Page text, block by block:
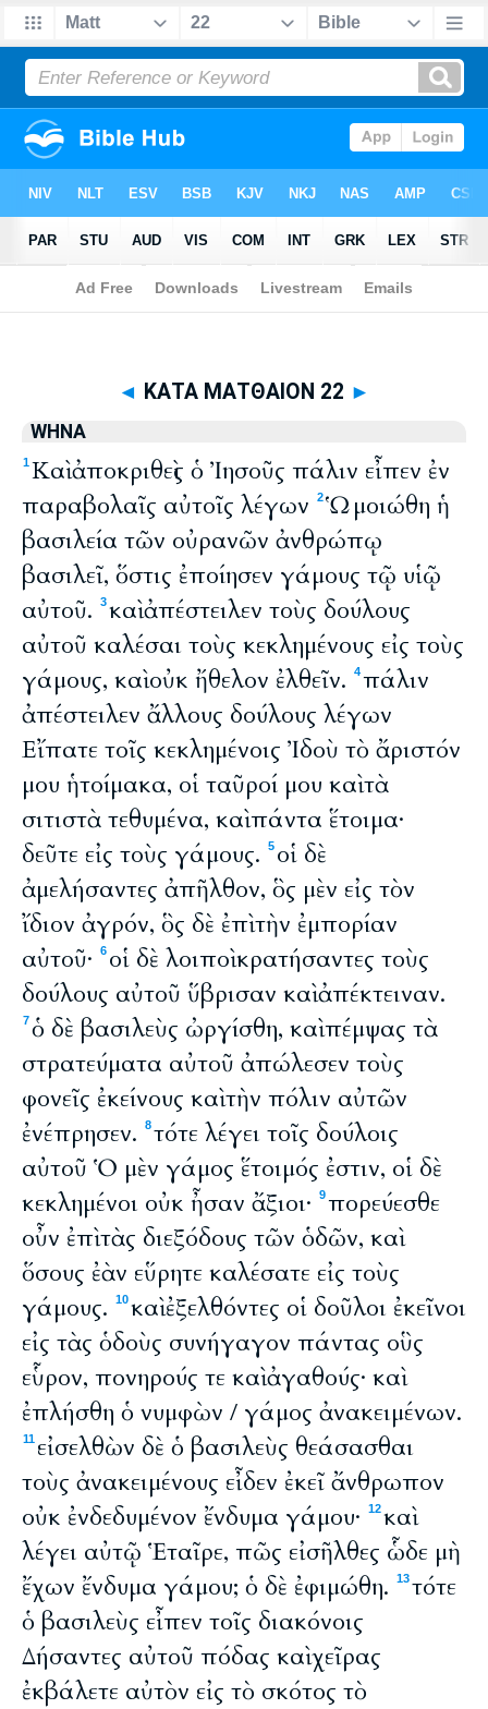
Biblia>WHNA> ΚΑΤΑ ΜΑΤΘΑΙΟΝ 22
◄ ΚΑΤΑ ΜΑΤΘΑΙΟΝ 22 ►
WHNA
1Καὶ ἀποκριθεὶς ὁ Ἰησοῦς πάλιν εἶπεν ἐν
παραβολαῖς αὐτοῖς λέγων
2Ὡμοιώθη ἡ
βασιλεία τῶν οὐρανῶν ἀνθρώπῳ
βασιλεῖ, ὅστις ἐποίησεν γάμους τῷ υἱῷ
αὐτοῦ.
3καὶ ἀπέστειλεν τοὺς δούλους
αὐτοῦ καλέσαι τοὺς κεκλημένους εἰς τοὺς
γάμους, καὶ οὐκ ἤθελον ἐλθεῖν.
4πάλιν
ἀπέστειλεν ἄλλους δούλους λέγων
Εἴπατε τοῖς κεκλημένοις Ἰδοὺ τὸ ἄριστόν
μου ἡτοίμακα, οἱ ταῦροί μου καὶ τὰ
σιτιστὰ τεθυμένα, καὶ πάντα ἕτοιμα·
δεῦτε εἰς τοὺς γάμους.
5 οἱ δὲ
ἀμελήσαντες ἀπῆλθον, ὃς μὲν εἰς τὸν
ἴδιον ἀγρόν, ὃς δὲ ἐπὶ τὴν ἐμπορίαν
αὐτοῦ·
6 οἱ δὲ λοιποὶ κρατήσαντες τοὺς
δούλους αὐτοῦ ὕβρισαν καὶ ἀπέκτειναν.
7ὁ δὲ βασιλεὺς ὠργίσθη, καὶ πέμψας τὰ
στρατεύματα αὐτοῦ ἀπώλεσεν τοὺς
φονεῖς ἐκείνους καὶ τὴν πόλιν αὐτῶν
ἐνέπρησεν.
8τότε λέγει τοῖς δούλοις
αὐτοῦ Ὁ μὲν γάμος ἕτοιμός ἐστιν, οἱ δὲ
κεκλημένοι οὐκ ἦσαν ἄξιοι·
9πορεύεσθε
οὖν ἐπὶ τὰς διεξόδους τῶν ὁδῶν, καὶ
ὅσους ἐὰν εὕρητε καλέσατε εἰς τοὺς
γάμους.
10καὶ ἐξελθόντες οἱ δοῦλοι ἐκεῖνοι
εἰς τὰς ὁδοὺς συνήγαγον πάντας οὓς
εὗρον, πονηρούς τε καὶ ἀγαθούς· καὶ
ἐπλήσθη ὁ νυμφὼν / γάμος ἀνακειμένων.
11 εἰσελθὼν δὲ ὁ βασιλεὺς θεάσασθαι
τοὺς ἀνακειμένους εἶδεν ἐκεῖ ἄνθρωπον
οὐκ ἐνδεδυμένον ἔνδυμα γάμου·
12καὶ
λέγει αὐτῷ Ἑταῖρε, πῶς εἰσῆλθες ὧδε μὴ
ἔχων ἔνδυμα γάμου; ὁ δὲ ἐφιμώθη.
13τότε
ὁ βασιλεὺς εἶπεν τοῖς διακόνοις
Δήσαντες αὐτοῦ πόδας καὶ χεῖρας
ἐκβάλετε αὐτὸν εἰς τὸ σκότος τὸ